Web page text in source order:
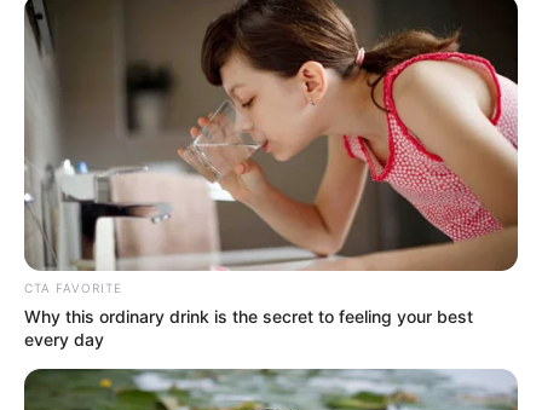
COMPARTIR
ALERTA BOGOTÁ EN GOOGLE NEWS
TEMAS RELACIONADOS
ALERTA PAISA
JUGADORES
INDEPENDIENTE MEDELLÍN
MANTÉNGASE EN ALERTA
CTA FAVORITE
Why this ordinary drink is the secret to feeling your best
every day